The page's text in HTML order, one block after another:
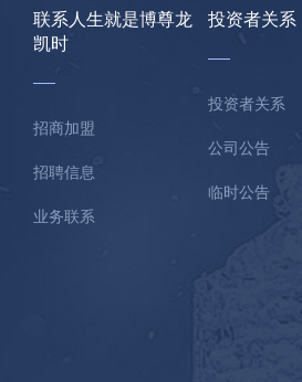
联系人生就是博尊龙
凯时
招商加盟
招聘信息
业务联系
投资者关系
投资者关系
公司公告
临时公告